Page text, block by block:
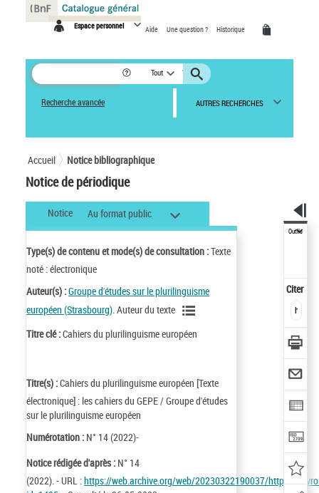
Espace personnel Aide Une question ? Historique
Tout
Recherche avancée AUTRES RECHERCHES
Accueil Notice bibliographique
Notice de périodique
Notice Au format public
Type(s) de contenu et mode(s) de consultation :Texte
noté : électronique
Auteur(s) :Groupe d'études sur le plurilinguisme
européen (Strasbourg) . Auteur du texte
Titre clé :Cahiers du plurilinguisme européen
Titre(s) :Cahiers du plurilinguisme européen [Texte
électronique] : les cahiers du GEPE / Groupe d'études
sur le plurilinguisme européen
Numérotation : N° 14 (2022)-
Notice rédigée d'après : N° 14
(2022). - URL :https://web.archive.org/web/20230322190037/https://
Outils
Citer
Panneau de gestion des cookies